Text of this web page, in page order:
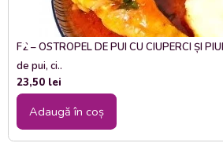
F2 – OSTROPEL DE PUI CU CIUPERCI ȘI
de pui, ci..
23,50 lei
Adaugă în coș